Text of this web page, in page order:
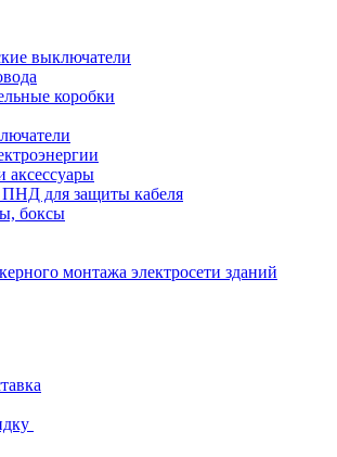
выключатели
коробки
аксессуары
для защиты кабеля
боксы
монтажа электросети зданий